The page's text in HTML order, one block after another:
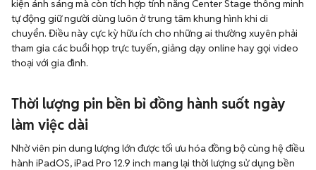
kiện ánh sáng mà còn tích hợp tính năng Center Stage thông minh
tự động giữ người dùng luôn ở trung tâm khung hình khi di
chuyển. Điều này cực kỳ hữu ích cho những ai thường xuyên phải
tham gia các buổi họp trực tuyến, giảng dạy online hay gọi video
thoại với gia đình.
Thời lượng pin bền bỉ đồng hành suốt ngày
làm việc dài
Nhờ viên pin dung lượng lớn được tối ưu hóa đồng bộ cùng hệ điều
hành iPadOS, iPad Pro 12.9 inch mang lại thời lượng sử dụng bền